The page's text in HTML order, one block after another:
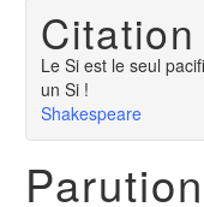
Citation
Le Si est le seul
un Si !
Shakespeare